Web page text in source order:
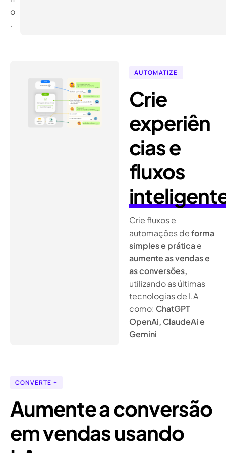
o
.
AUTOMATIZE
Crie
experiên
cias e
fluxos
Crie fluxos e
automações deforma
simples e práticae
aumente as vendas e
as conversões,
utilizando as últimas
tecnologias de I.A
como: ChatGPT
OpenAi, ClaudeAi e
Gemini
CONVERTE +
Aumente a conversão
em vendas usando